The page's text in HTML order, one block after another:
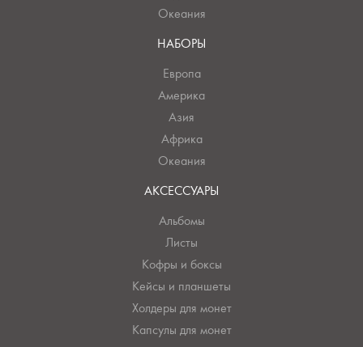
Океания
НАБОРЫ
Европа
Америка
Азия
Африка
Океания
АКСЕССУАРЫ
Альбомы
Листы
Кофры и боксы
Кейсы и планшеты
Холдеры для монет
Капсулы для монет